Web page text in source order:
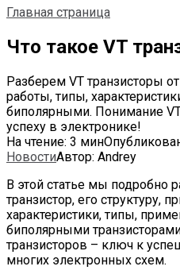
Главная страница
Что такое VT
Разберем VT транзисторы
работы, типы,
биполярными. Понимание
успеху в электронике!
На чтение: 3 мин
НовостиАвтор: Andrey
В этой статье мы подробно
транзистор, его структуру,
характеристики, типы,
биполярными
транзисторов – ключ к
многих электронных схем.